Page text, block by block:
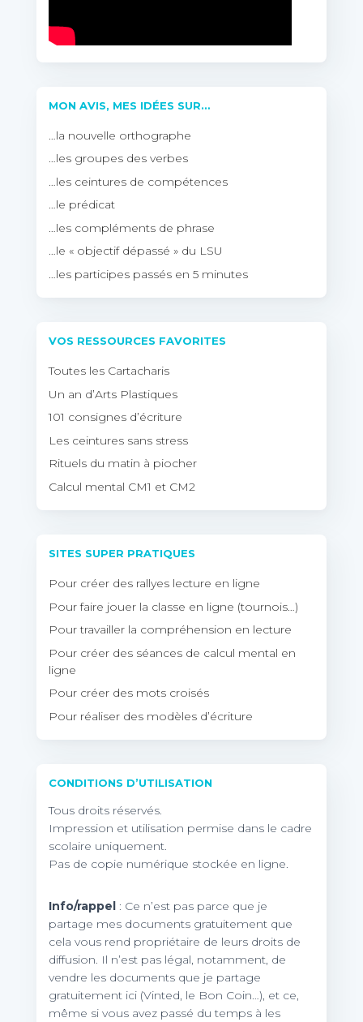
MON AVIS, MES IDÉES SUR…
…la nouvelle orthographe
…les groupes des verbes
…les ceintures de compétences
…le prédicat
…les compléments de phrase
…le « objectif dépassé » du LSU
…les participes passés en 5 minutes
VOS RESSOURCES FAVORITES
Toutes les Cartacharis
Un an d’Arts Plastiques
101 consignes d’écriture
Les ceintures sans stress
Rituels du matin à piocher
Calcul mental CM1 et CM2
SITES SUPER PRATIQUES
Pour créer des rallyes lecture en ligne
Pour faire jouer la classe en ligne (tournois…)
Pour travailler la compréhension en lecture
Pour créer des séances de calcul mental en
ligne
Pour créer des mots croisés
Pour réaliser des modèles d’écriture
CONDITIONS D’UTILISATION
Tous droits réservés.
Impression et utilisation permise dans le cadre
scolaire uniquement.
Pas de copie numérique stockée en ligne.
Info/rappel : Ce n’est pas parce que je
partage mes documents gratuitement que
cela vous rend propriétaire de leurs droits de
diffusion. Il n’est pas légal, notamment, de
vendre les documents que je partage
gratuitement ici (Vinted, le Bon Coin…), et ce,
même si vous avez passé du temps à les